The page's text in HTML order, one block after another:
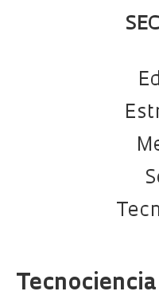
Tecnociencia